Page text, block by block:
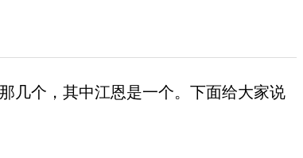
几个，其中江恩是一个。下面给大家说